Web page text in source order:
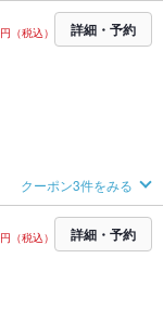
円（税込） 詳細・予約
クーポン3件をみる
円（税込） 詳細・予約